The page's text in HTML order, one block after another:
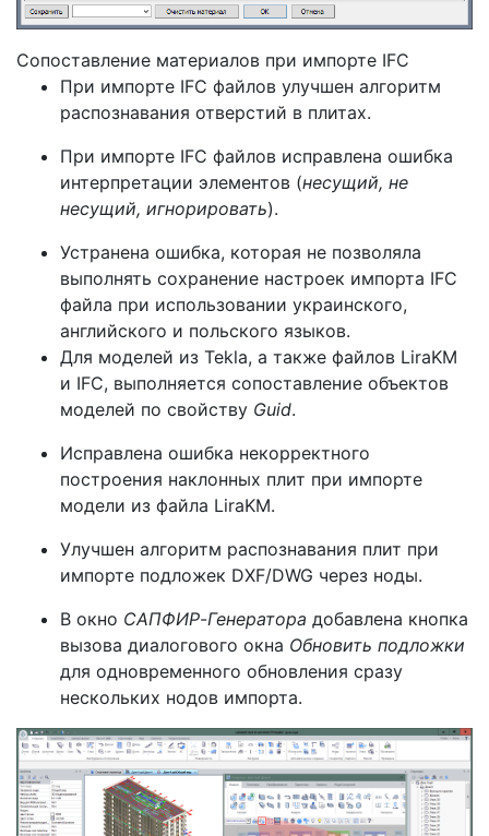
Сопоставление материалов при импорте IFC
При импорте IFC файлов улучшен алгоритм
распознавания отверстий в плитах.
При импорте IFC файлов исправлена ошибка
интерпретации элементов (несущий, не
несущий, игнорировать).
Устранена ошибка, которая не позволяла
выполнять сохранение настроек импорта IFC
файла при использовании украинского,
английского и польского языков.
Для моделей из Tekla, а также файлов LiraKM
и IFC, выполняется сопоставление объектов
моделей по свойству Guid.
Исправлена ошибка некорректного
построения наклонных плит при импорте
модели из файла LiraKM.
Улучшен алгоритм распознавания плит при
импорте подложек DXF/DWG через ноды.
В окно САПФИР-Генератора добавлена кнопка
вызова диалогового окна Обновить подложки
для одновременного обновления сразу
нескольких нодов импорта.